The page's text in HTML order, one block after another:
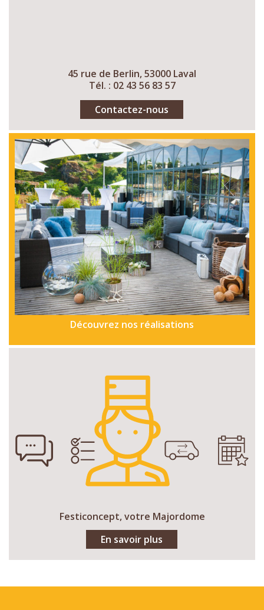
45 rue de Berlin, 53000 Laval
Tél. : 02 43 56 83 57
Contactez-nous
Découvrez nos réalisations
Festiconcept, votre Majordome
En savoir plus